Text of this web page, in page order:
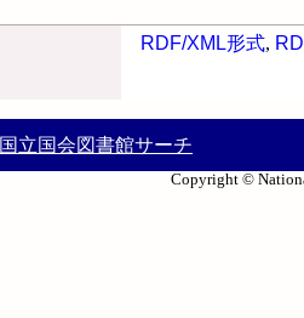
RDF/XML形式,
国立国会図書館サーチ
Copyright ©